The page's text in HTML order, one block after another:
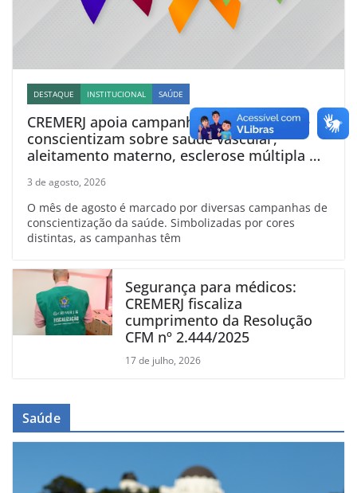
DESTAQUE INSTITUCIONAL SAÚDE
CREMERJ apoia campanhas de agosto que
conscientizam sobre saúde vascular,
aleitamento materno, esclerose múltipla e
3 de agosto, 2026
O mês de agosto é marcado por diversas campanhas de
conscientização da saúde. Simbolizadas por cores
distintas, as campanhas têm
Segurança para médicos:
CREMERJ fiscaliza
cumprimento da Resolução
CFM nº 2.444/2025
17 de julho, 2026
Saúde